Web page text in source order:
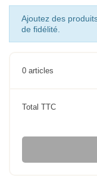
Ajoutez des
de fidélité.
0 articles
Total TTC